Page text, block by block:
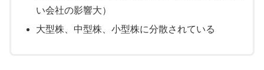
い会社の影響大）
大型株、中型株、小型株に分散されている